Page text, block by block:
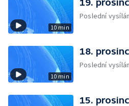
10 min
19.
Poslední
10 min
18.
Poslední
15.